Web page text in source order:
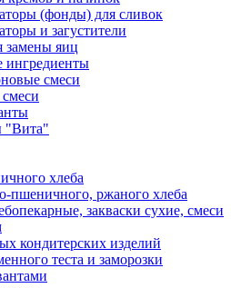
(фонды) для сливок
и загустители
замены яиц
ингредиенты
смеси
"Вита"
хлеба
пшеничного, ржаного хлеба
закваски сухие, смеси
кондитерских изделий
теста и заморозки